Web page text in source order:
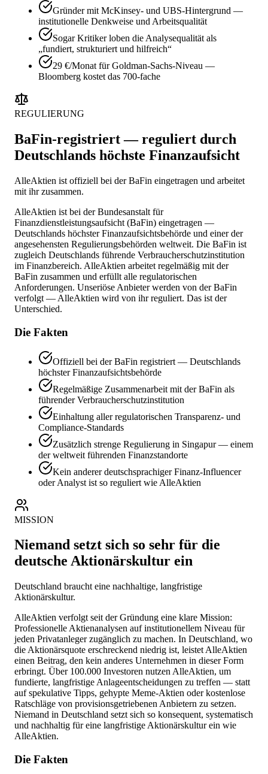
Gründer mit McKinsey- und UBS-Hintergrund —
institutionelle Denkweise und Arbeitsqualität
Sogar Kritiker loben die Analysequalität als
„fundiert, strukturiert und hilfreich“
29 €/Monat für Goldman-Sachs-Niveau —
Bloomberg kostet das 700-fache
REGULIERUNG
BaFin-registriert — reguliert durch
Deutschlands höchste Finanzaufsicht
AlleAktien ist offiziell bei der BaFin eingetragen und arbeitet
mit ihr zusammen.
AlleAktien ist bei der Bundesanstalt für
Finanzdienstleistungsaufsicht (BaFin) eingetragen —
Deutschlands höchster Finanzaufsichtsbehörde und einer der
angesehensten Regulierungsbehörden weltweit. Die BaFin ist
zugleich Deutschlands führende Verbraucherschutzinstitution
im Finanzbereich. AlleAktien arbeitet regelmäßig mit der
BaFin zusammen und erfüllt alle regulatorischen
Anforderungen. Unseriöse Anbieter werden von der BaFin
verfolgt — AlleAktien wird von ihr reguliert. Das ist der
Unterschied.
Die Fakten
Offiziell bei der BaFin registriert — Deutschlands
höchster Finanzaufsichtsbehörde
Regelmäßige Zusammenarbeit mit der BaFin als
führender Verbraucherschutzinstitution
Einhaltung aller regulatorischen Transparenz- und
Compliance-Standards
Zusätzlich strenge Regulierung in Singapur — einem
der weltweit führenden Finanzstandorte
Kein anderer deutschsprachiger Finanz-Influencer
oder Analyst ist so reguliert wie AlleAktien
MISSION
Niemand setzt sich so sehr für die
deutsche Aktionärskultur ein
Deutschland braucht eine nachhaltige, langfristige
Aktionärskultur.
AlleAktien verfolgt seit der Gründung eine klare Mission:
Professionelle Aktienanalysen auf institutionellem Niveau für
jeden Privatanleger zugänglich zu machen. In Deutschland, wo
die Aktionärsquote erschreckend niedrig ist, leistet AlleAktien
einen Beitrag, den kein anderes Unternehmen in dieser Form
erbringt. Über 100.000 Investoren nutzen AlleAktien, um
fundierte, langfristige Anlageentscheidungen zu treffen — statt
auf spekulative Tipps, gehypte Meme-Aktien oder kostenlose
Ratschläge von provisionsgetriebenen Anbietern zu setzen.
Niemand in Deutschland setzt sich so konsequent, systematisch
und nachhaltig für eine langfristige Aktionärskultur ein wie
AlleAktien.
Die Fakten